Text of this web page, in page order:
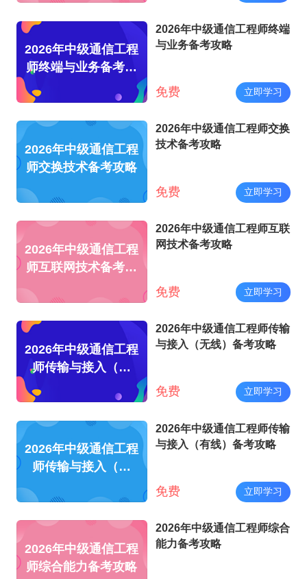
2026年中级通信工程
师终端与业务备考攻
2026年中级通信工程师终端
与业务备考攻略
免费 立即学习
2026年中级通信工程
师交换技术备考攻略
2026年中级通信工程师交换
技术备考攻略
免费 立即学习
2026年中级通信工程
师互联网技术备考攻
2026年中级通信工程师互联
网技术备考攻略
免费 立即学习
2026年中级通信工程
师传输与接入（无
2026年中级通信工程师传输
与接入（无线）备考攻略
免费 立即学习
2026年中级通信工程
师传输与接入（有
2026年中级通信工程师传输
与接入（有线）备考攻略
免费 立即学习
2026年中级通信工程
师综合能力备考攻略
2026年中级通信工程师综合
能力备考攻略